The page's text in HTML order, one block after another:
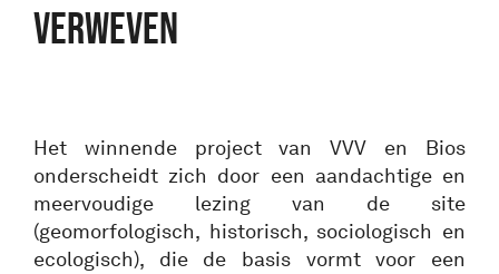
VERWEVEN
Het winnende project van VVV en Bios
onderscheidt zich door een aandachtige en
meervoudige lezing van de site
(geomorfologisch, historisch, sociologisch en
ecologisch), die de basis vormt voor een